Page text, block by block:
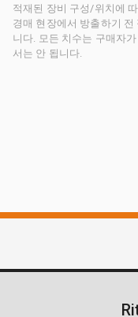
적재된 장비 구성/위치에
경매 현장에서 방출하기
니다. 모든 치수는 구매자
서는 안 됩니다.